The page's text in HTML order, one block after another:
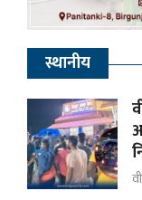
स्थानीय